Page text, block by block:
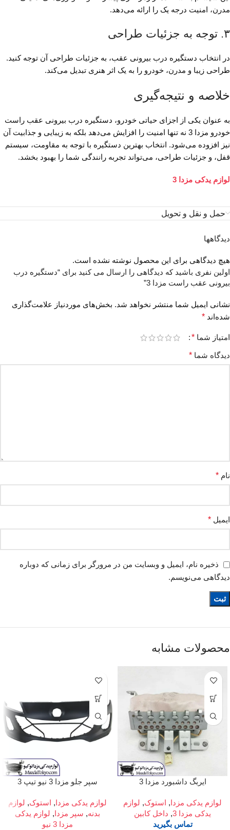
مدرن، امنیت درجه یک را ارائه می‌دهد.
۳. توجه به جزئیات طراحی
در انتخاب دستگیره درب بیرونی عقب، به جزئیات طراحی آن توجه کنید.
طراحی زیبا و مدرن، خودرو را به یک اثر هنری تبدیل می‌کند.
خلاصه و نتیجه‌گیری
به عنوان یکی از اجزای حیاتی خودرو، دستگیره درب بیرونی عقب راست
خودرو مزدا 3 نه تنها امنیت را افزایش می‌دهد بلکه به زیبایی و جذابیت آن
نیز افزوده می‌شود. انتخاب بهترین دستگیره با توجه به مقاومت، سیستم
قفل، و جزئیات طراحی، می‌تواند تجربه رانندگی شما را بهبود بخشد.
لوازم یدکی مزدا 3
حمل و نقل و تحویل
دیدگاهها
هیچ دیدگاهی برای این محصول نوشته نشده است.
اولین نفری باشید که دیدگاهی را ارسال می کنید برای “دستگیره درب
بیرونی عقب راست مزدا 3”
نشانی ایمیل شما منتشر نخواهد شد. بخش‌های موردنیاز علامت‌گذاری
شده‌اند *
امتیاز شما *
دیدگاه شما *
نام *
ایمیل *
ذخیره نام، ایمیل و وبسایت من در مرورگر برای زمانی که دوباره
دیدگاهی می‌نویسم.
محصولات مشابه
ایربگ داشبورد مزدا 3
لوازم یدکی مزدا, استوک, لوازم
یدکی مزدا 3
, داخل کابین
تماس بگیرید
سپر جلو مزدا 3 نیو تیپ 3
لوازم یدکی مزدا, استوک, لوازم
بدنه, سپر مزدا, لوازم یدکی
مزدا 3 نیو